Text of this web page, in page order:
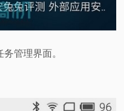
管理界面。